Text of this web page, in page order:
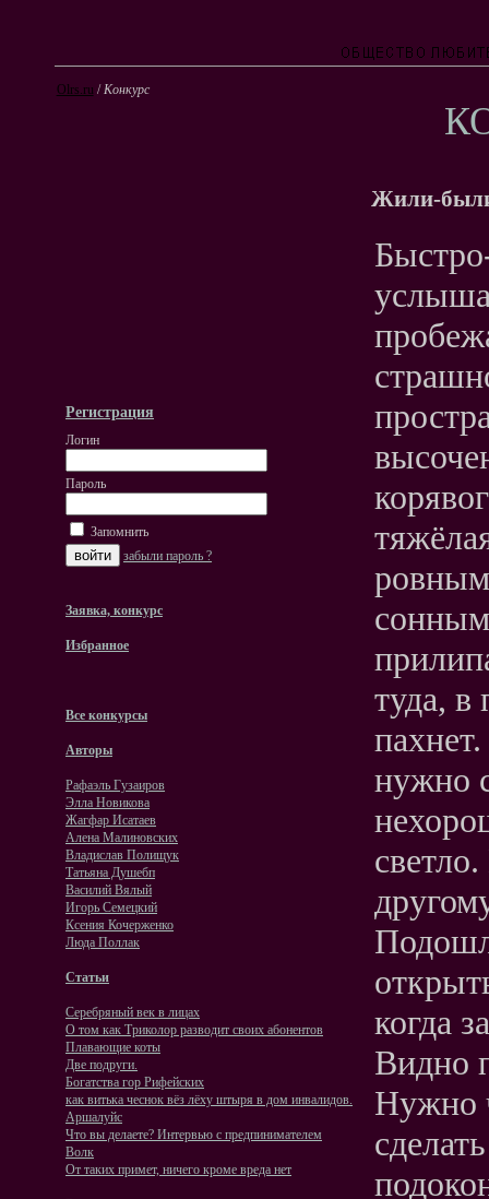
Olrs.ru /Конкурс
Регистрация
Логин
Пароль
Запомнить
забыли пароль ?
Заявка, конкурс
Избранное
Все конкурсы
Авторы
Рафаэль Гузаиров
Элла Новикова
Жагфар Исатаев
Алена Малиновских
Владислав Полищук
Татьяна Душебп
Василий Вялый
Игорь Семецкий
Ксения Кочерженко
Люда Поллак
Статьи
Серебряный век в лицах
О том как Триколор разводит своих абонентов
Плавающие коты
Две подруги.
Богатства гор Рифейских
как витька чеснок вёз лёху штыря в дом инвалидов.
Аршалуйс
Что вы делаете? Интервью с предпинимателем
Волк
От таких примет, ничего кроме вреда нет
Жили-
туда, в
нужно
когда
Видно
Нужно